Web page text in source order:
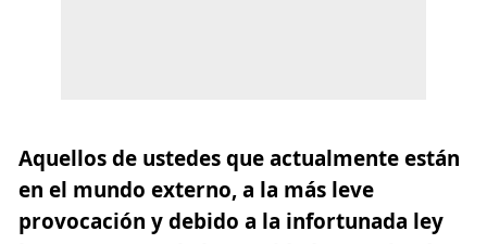
Aquellos de ustedes que actualmente están
en el mundo externo, a la más leve
provocación y debido a la infortunada ley